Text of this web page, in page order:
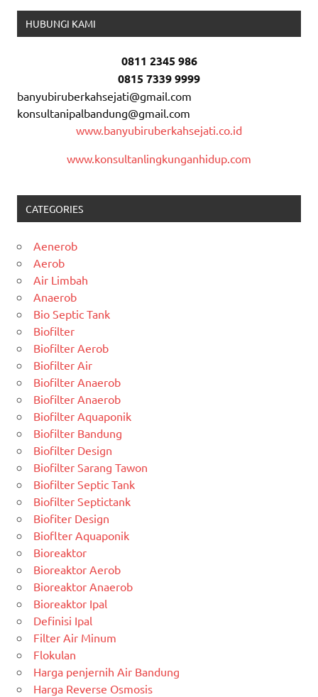
HUBUNGI KAMI
0811 2345 986
0815 7339 9999
banyubiruberkahsejati@gmail.com
konsultanipalbandung@gmail.com
www.banyubiruberkahsejati.co.id
www.konsultanlingkunganhidup.com
CATEGORIES
Aenerob
Aerob
Air Limbah
Anaerob
Bio Septic Tank
Biofilter
Biofilter Aerob
Biofilter Air
Biofilter Anaerob
Biofilter Anaerob
Biofilter Aquaponik
Biofilter Bandung
Biofilter Design
Biofilter Sarang Tawon
Biofilter Septic Tank
Biofilter Septictank
Biofiter Design
Bioflter Aquaponik
Bioreaktor
Bioreaktor Aerob
Bioreaktor Anaerob
Bioreaktor Ipal
Definisi Ipal
Filter Air Minum
Flokulan
Harga penjernih Air Bandung
Harga Reverse Osmosis